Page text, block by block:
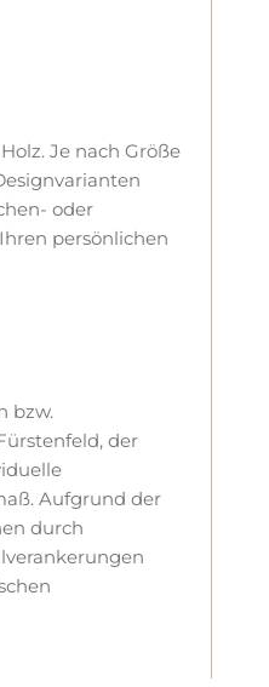
Je nach Größe
oder
persönlichen
bzw.
der
Aufgrund der
durch